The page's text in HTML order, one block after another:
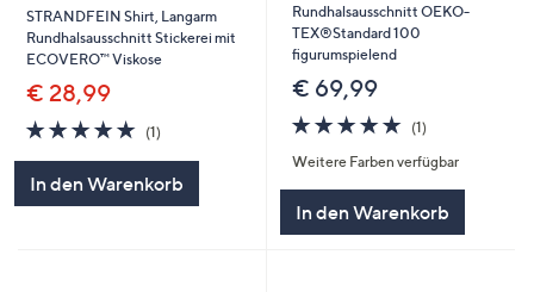
STRANDFEIN Shirt, Langarm
Rundhalsausschnitt Stickerei mit
ECOVERO™ Viskose
€ 28,99
5.0
von
5
(1)
In den Warenkorb
Rundhalsausschnitt OEKO-
TEX®Standard 100
figurumspielend
€ 69,99
5.0
von
5
(1)
Weitere Farben verfügbar
In den Warenkorb